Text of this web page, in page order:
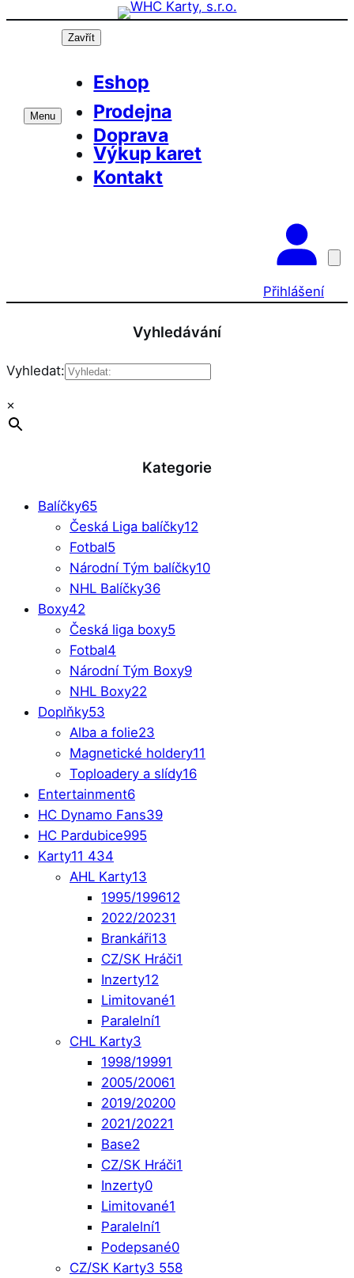
Přeskočit
Menu
Zavřít
Eshop
Prodejna
Doprava
Výkup karet
Kontakt
Přihlášení
Vyhledávání
Vyhledat:
×
Kategorie
Balíčky65
Česká Liga balíčky12
Fotbal5
Národní Tým balíčky10
NHL Balíčky36
Boxy42
Česká liga boxy5
Fotbal4
Národní Tým Boxy9
NHL Boxy22
Doplňky53
Alba a folie23
Magnetické holdery11
Toploadery a slídy16
Entertainment6
HC Dynamo Fans39
HC Pardubice995
Karty11 434
AHL Karty13
1995/199612
2022/20231
Brankáři13
CZ/SK Hráči1
Inzerty12
Limitované1
Paralelní1
CHL Karty3
1998/19991
2005/20061
2019/20200
2021/20221
Base2
CZ/SK Hráči1
Inzerty0
Limitované1
Paralelní1
Podepsané0
CZ/SK Karty3 558